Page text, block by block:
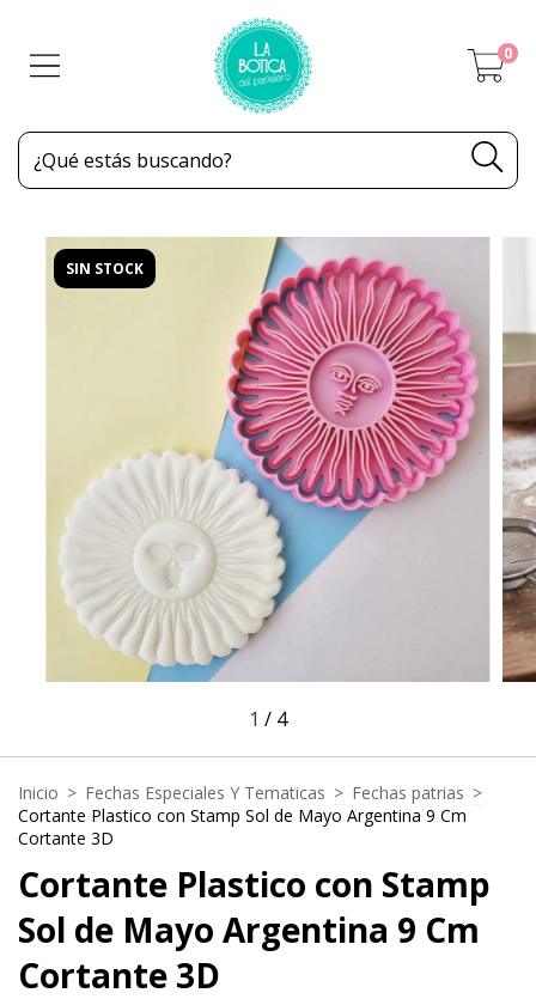
0
SIN STOCK
1 / 4
Inicio > Fechas Especiales Y Tematicas > Fechas patrias >
Cortante Plastico con Stamp Sol de Mayo Argentina 9 Cm
Cortante 3D
Cortante Plastico con Stamp
Sol de Mayo Argentina 9 Cm
Cortante 3D